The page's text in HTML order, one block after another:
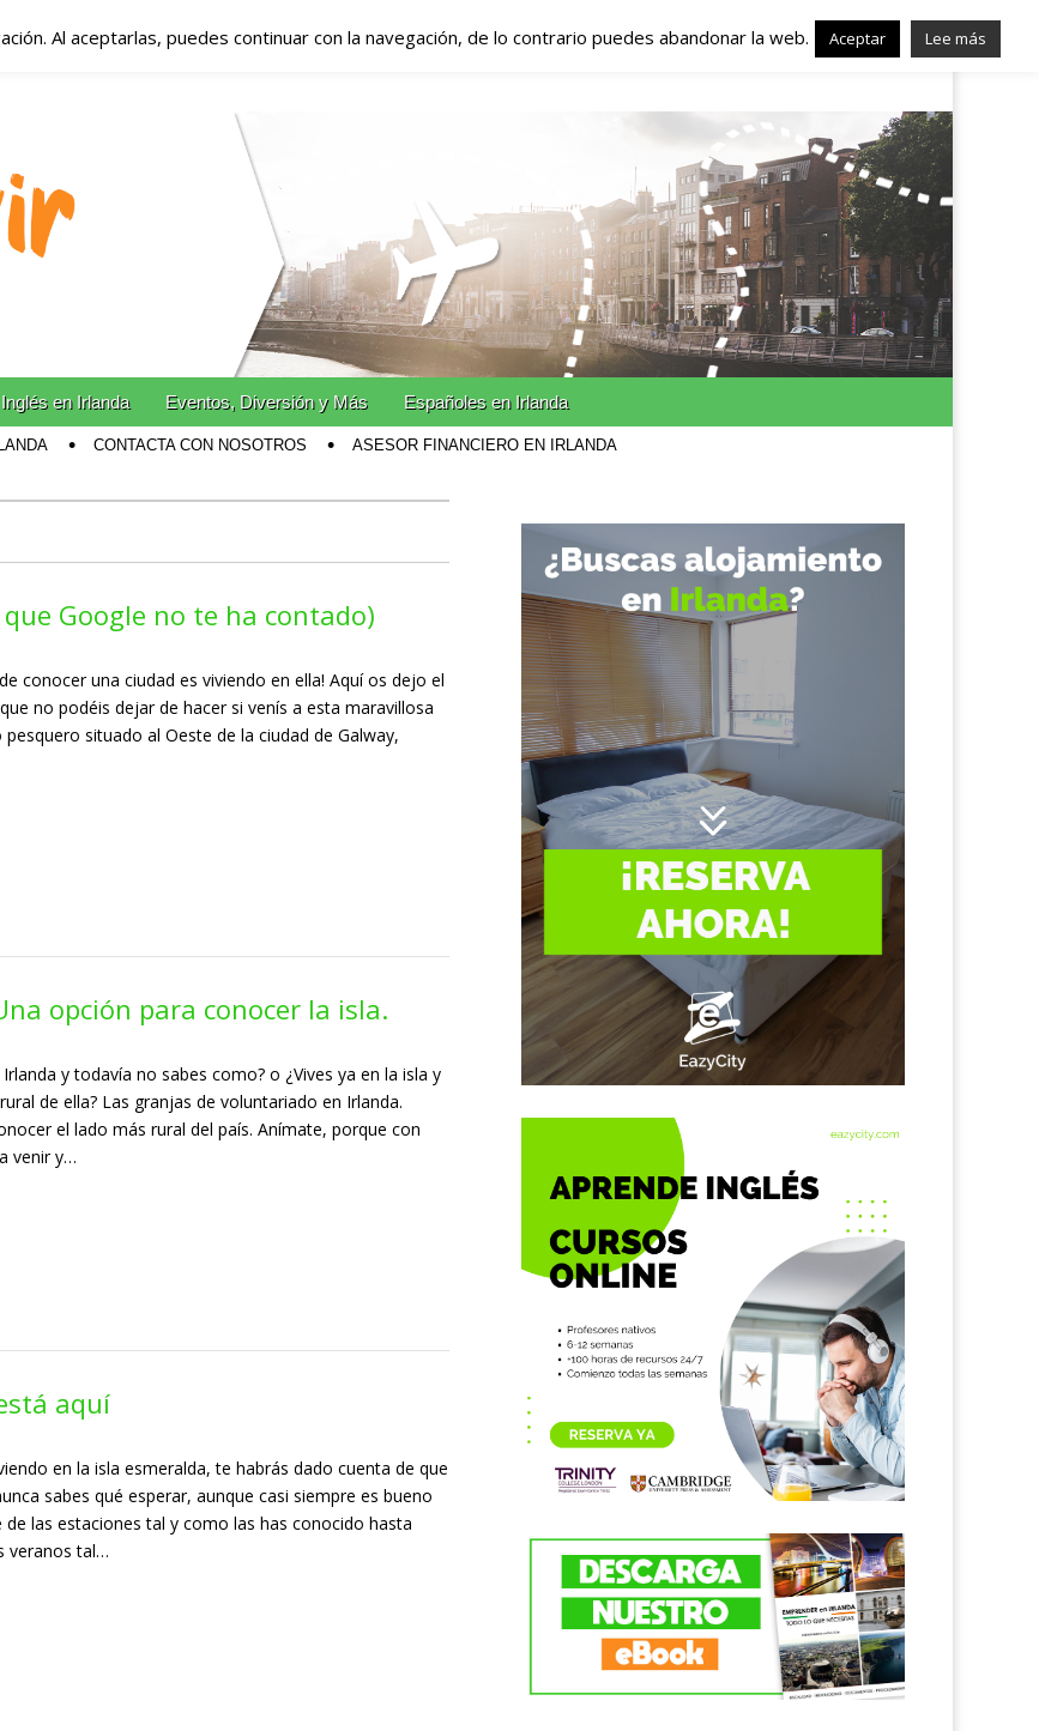
– Vivir en Irlanda – Trabajo en
en Irlanda
en Irlanda Eventos, Diversión y Más Españoles en Irlanda
CONTACTA CON NOSOTROS ASESOR FINANCIERO EN IRLANDA
Google no te ha contado)
conocer una ciudad es viviendo en ella! Aquí os dejo el
no podéis dejar de hacer si venís a esta maravillosa
pesquero situado al Oeste de la ciudad de Galway,
opción para conocer la isla.
y todavía no sabes como? o ¿Vives ya en la isla y
de ella? Las granjas de voluntariado en Irlanda.
el lado más rural del país. Anímate, porque con
venir y…
aquí
en la isla esmeralda, te habrás dado cuenta de que
sabes qué esperar, aunque casi siempre es bueno
las estaciones tal y como las has conocido hasta
veranos tal…
Al aceptarlas, puedes continuar con la navegación, de lo contrario puedes abandonar la web. Aceptar Lee más